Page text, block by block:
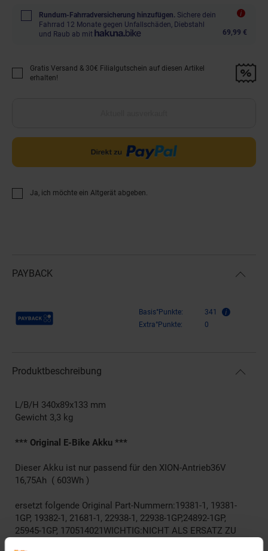
Rundum-Fahrradversicherung hinzufügen. Sichere dein
Fahrrad 12 Monate gegen Unfallschäden, Diebstahl
und Raub ab mit
69,99 €
Promotion "Gratis Versand &amp; 30€ Filialgutschein auf diesen Artikel
Gratis Versand & 30€ Filialgutschein auf diesen Artikel
erhalten!
Ja, ich möchte ein Altgerät abgeben.
PAYBACK
Payback Punkte Basis°Punkte:
341
Extra°Punkte:
0
Produktbeschreibung
L/B/H 340x89x133 mm
Gewicht 3,3 kg
*** Original E-Bike Akku ***
Dieser Akku ist nur passend für den XION-Antrieb36V
16,75Ah ( 603Wh )
ersetzt folgende Original Part-Nummern:19381-1, 19381-
1GP, 19382-1, 21681-1, 22938-1, 22938-1GP,24892-1GP,
25945-1GP, 170514021WICHTIG:NICHT ALS ERSATZ ZU